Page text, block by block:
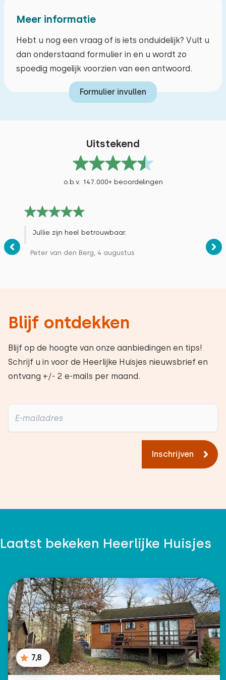
Meer informatie
Hebt u nog een vraag of is iets onduidelijk? Vult u
dan onderstaand formulier in en u wordt zo
spoedig mogelijk voorzien van een antwoord.
Formulier invullen
Uitstekend
o.b.v. 147.000+ beoordelingen
Jullie zijn heel betrouwbaar.
Peter van den Berg, 4 augustus
Blijf ontdekken
Blijf op de hoogte van onze aanbiedingen en tips!
Schrijf u in voor de Heerlijke Huisjes nieuwsbrief en
ontvang +/- 2 e-mails per maand.
Inschrijven
Laatst bekeken Heerlijke Huisjes
7,8